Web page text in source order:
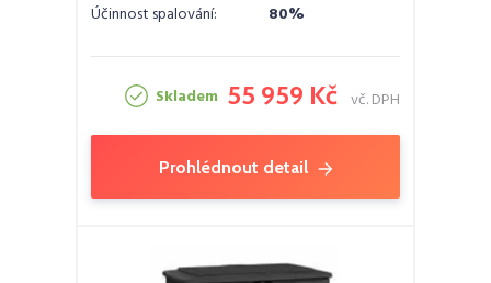
Účinnost spalování:
80%
Skladem 55 959 Kč vč. DPH
Prohlédnout detail